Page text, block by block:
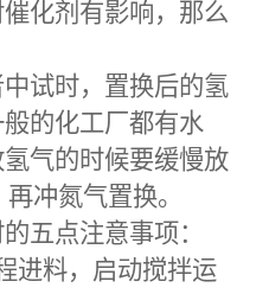
化剂有影响，那么
试时，置换后的氢
的化工厂都有水
气的时候要缓慢放
冲氮气置换。
点注意事项：
进料，启动搅拌运